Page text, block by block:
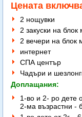
Цената
2 нощувки
2 закуски на блок
2 вечери на блок
интернет
СПА център
Чадъри и
Доплащания:
1-во и 2- ро дете
2-ма възрастни -